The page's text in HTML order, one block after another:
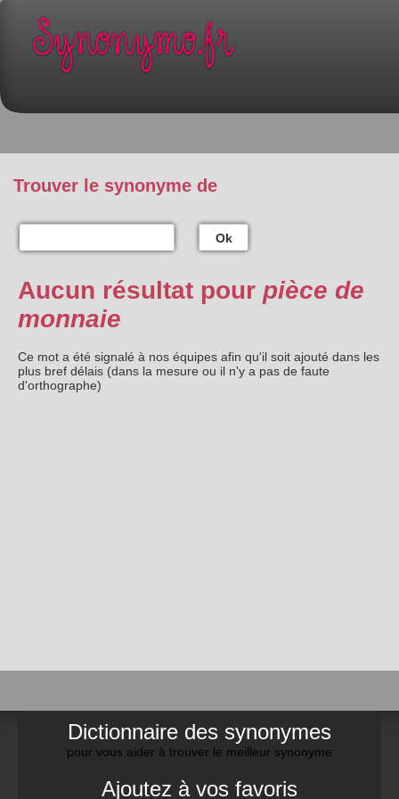
Trouver le synonyme de
Ok
Aucun résultat pour pièce de
monnaie
Ce mot a été signalé à nos équipes afin qu'il soit ajouté dans les
plus bref délais (dans la mesure ou il n'y a pas de faute
d'orthographe)
Dictionnaire des synonymes
pour vous aider à trouver le meilleur synonyme
Ajoutez à vos favoris